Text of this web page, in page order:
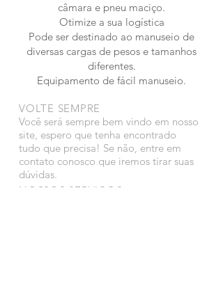
câmara e pneu maciço.
Otimize a sua logística
Pode ser destinado ao manuseio de
diversas cargas de pesos e tamanhos
diferentes.
Equipamento de fácil manuseio.
VOLTE SEMPRE
Você será sempre bem vindo em nosso
site, espero que tenha encontrado
tudo que precisa! Se não, entre em
contato conosco que iremos tirar suas
dúvidas.
NOSSOS SERVIÇOS